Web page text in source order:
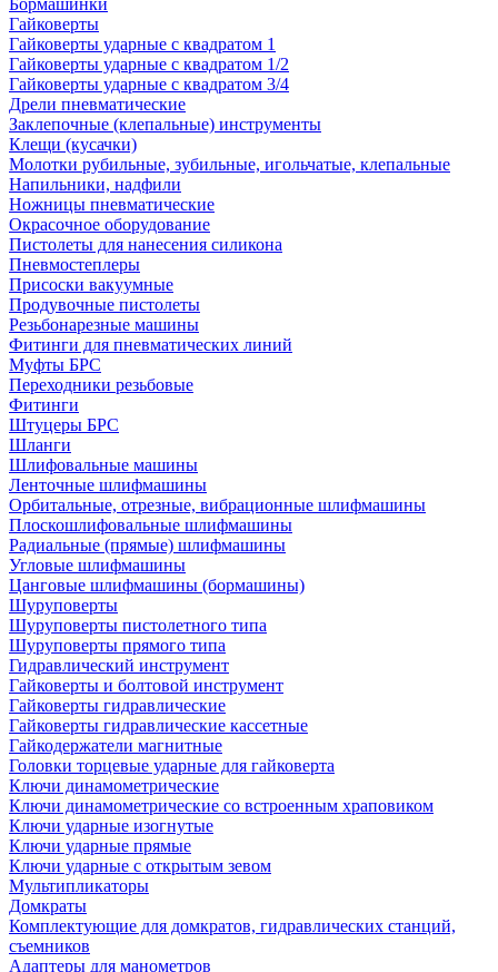
Бормашинки
Гайковерты
Гайковерты ударные с квадратом 1
Гайковерты ударные с квадратом 1/2
Гайковерты ударные с квадратом 3/4
Дрели пневматические
Заклепочные (клепальные) инструменты
Клещи (кусачки)
Молотки рубильные, зубильные, игольчатые, клепальные
Напильники, надфили
Ножницы пневматические
Окрасочное оборудование
Пистолеты для нанесения силикона
Пневмостеплеры
Присоски вакуумные
Продувочные пистолеты
Резьбонарезные машины
Фитинги для пневматических линий
Муфты БРС
Переходники резьбовые
Фитинги
Штуцеры БРС
Шланги
Шлифовальные машины
Ленточные шлифмашины
Орбитальные, отрезные, вибрационные шлифмашины
Плоскошлифовальные шлифмашины
Радиальные (прямые) шлифмашины
Угловые шлифмашины
Цанговые шлифмашины (бормашины)
Шуруповерты
Шуруповерты пистолетного типа
Шуруповерты прямого типа
Гидравлический инструмент
Гайковерты и болтовой инструмент
Гайковерты гидравлические
Гайковерты гидравлические кассетные
Гайкодержатели магнитные
Головки торцевые ударные для гайковерта
Ключи динамометрические
Ключи динамометрические со встроенным храповиком
Ключи ударные изогнутые
Ключи ударные прямые
Ключи ударные с открытым зевом
Мультипликаторы
Домкраты
Комплектующие для домкратов, гидравлических станций,
съемников
Адаптеры для манометров